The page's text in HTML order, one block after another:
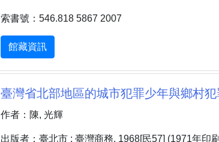
索書號：546.818 5867 2007
館藏資訊
臺灣省北部地區的城市犯罪少年與鄉村
作者：陳, 光輝
出版者：臺北市 : 臺灣商務, 1968[民57] (1971年印